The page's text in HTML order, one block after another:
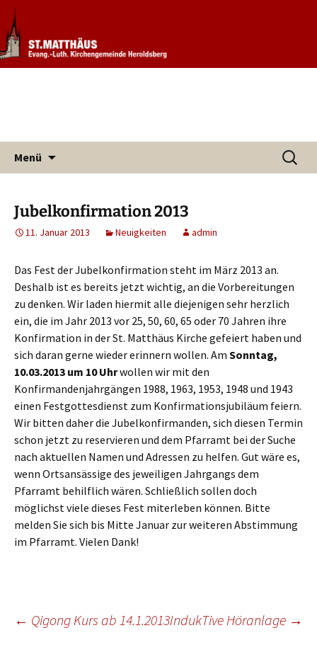
Evang. Kirchengemeinde St.
Matthäus Heroldsberg
Informationen rund um unsere
Kirchengemeinde
Menü
Suchen
nach:
Jubelkonfirmation 2013
11. Januar 2013 Neuigkeiten admin
Das Fest der Jubelkonfirmation steht im März 2013 an.
Deshalb ist es bereits jetzt wichtig, an die Vorbereitungen
zu denken. Wir laden hiermit alle diejenigen sehr herzlich
ein, die im Jahr 2013 vor 25, 50, 60, 65 oder 70 Jahren ihre
Konfirmation in der St. Matthäus Kirche gefeiert haben und
sich daran gerne wieder erinnern wollen. Am Sonntag,
10.03.2013 um 10 Uhrwollen wir mit den
Konfirmandenjahrgängen 1988, 1963, 1953, 1948 und 1943
einen Festgottesdienst zum Konfirmationsjubiläum feiern.
Wir bitten daher die Jubelkonfirmanden, sich diesen Termin
schon jetzt zu reservieren und dem Pfarramt bei der Suche
nach aktuellen Namen und Adressen zu helfen. Gut wäre es,
wenn Ortsansässige des jeweiligen Jahrgangs dem
Pfarramt behilflich wären. Schließlich sollen doch
möglichst viele dieses Fest miterleben können. Bitte
melden Sie sich bis Mitte Januar zur weiteren Abstimmung
im Pfarramt. Vielen Dank!
Beitragsnavigation
← Qigong Kurs ab 14.1.2013IndukTive Höranlage →